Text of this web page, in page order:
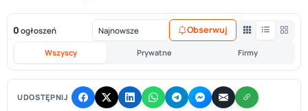
0 ogłoszeń
Wszyscy Prywatne Firmy
Obserwuj
UDOSTĘPNIJ